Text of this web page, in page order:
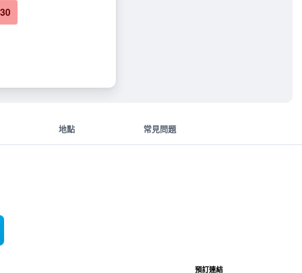
地點 常見問題
預訂連結
30